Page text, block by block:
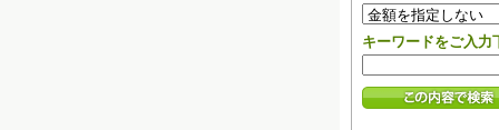
キーワードをご入力